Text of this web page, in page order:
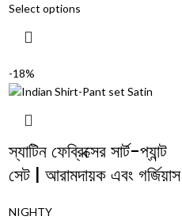
Select options
-18%
স্যাটিন ফেব্রিক্সের সার্ট-প্যান্ট
সেট | আরামদায়ক এবং গর্জিয়াস
NIGHTY